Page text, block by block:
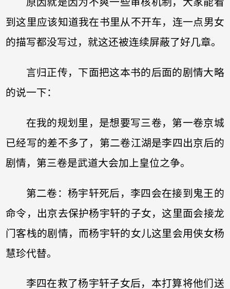
到这里应该知道我在书里从不开车，连一点男女
的描写都没写过，就这还被连续屏蔽了好几章。
言归正传，下面把这本书的后面的剧情大略
的说一下：
在我的规划里，是想要写三卷，第一卷京城
已经写的差不多了，第二卷江湖是李四出京后的
剧情，第三卷是武道大会加上皇位之争。
第二卷：杨宇轩死后，李四会在接到鬼王的
命令，出京去保护杨宇轩的子女，这里面会接龙
门客栈的剧情，而杨宇轩的女儿这里会用侠女杨
慧珍代替。
李四在救了杨宇轩子女后，本打算将他们送